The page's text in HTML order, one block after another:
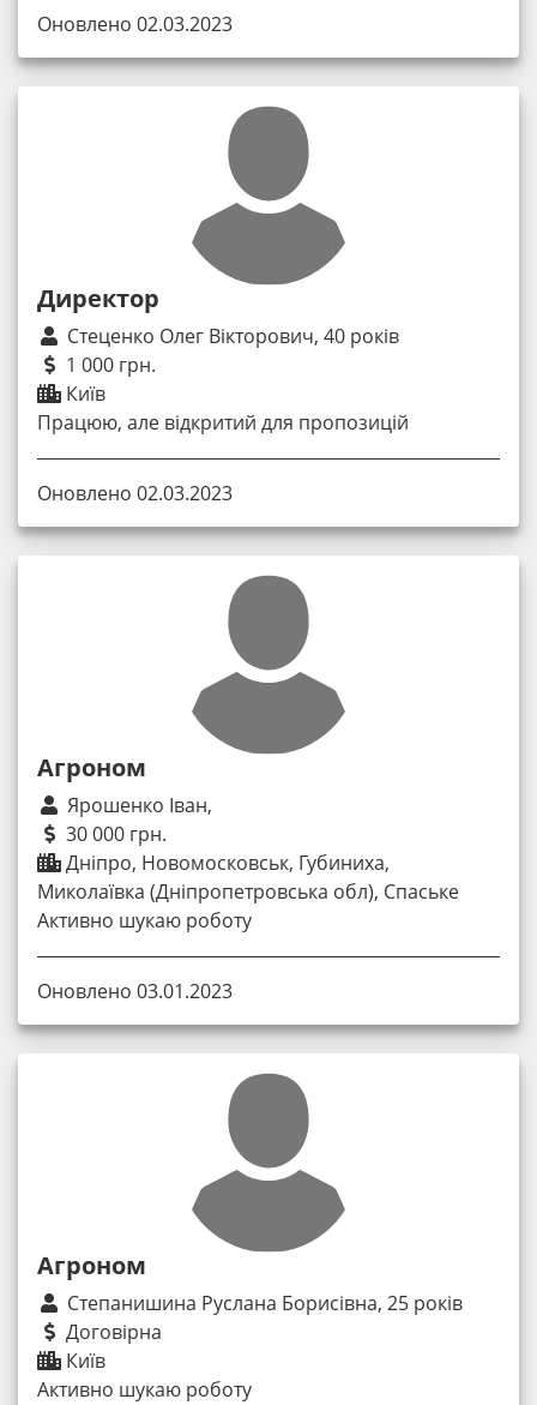
Оновлено 02.03.2023
Директор
Стеценко Олег Вікторович, 40 років
1 000 грн.
Київ
Працюю, але відкритий для пропозицій
Оновлено 02.03.2023
Агроном
Ярошенко Іван,
30 000 грн.
Дніпро, Новомосковськ, Губиниха,
Миколаївка (Дніпропетровська обл), Спаське
Активно шукаю роботу
Оновлено 03.01.2023
Агроном
Степанишина Руслана Борисівна, 25 років
Договірна
Київ
Активно шукаю роботу